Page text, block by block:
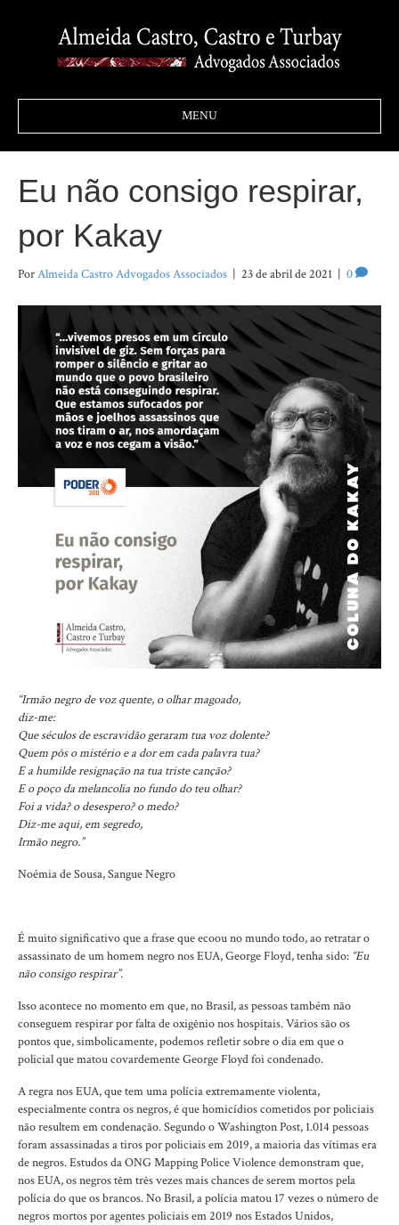
MENU
Eu não consigo respirar,
por Kakay
PorAlmeida Castro Advogados Associados | 23 de abril de 2021 | 0
“Irmão negro de voz quente, o olhar magoado,
diz-me:
Que séculos de escravidão geraram tua voz dolente?
Quem pôs o mistério e a dor em cada palavra tua?
E a humilde resignação na tua triste canção?
E o poço da melancolia no fundo do teu olhar?
Foi a vida? o desespero? o medo?
Diz-me aqui, em segredo,
Irmão negro.”
Noémia de Sousa, Sangue Negro
É muito significativo que a frase que ecoou no mundo todo, ao retratar o
assassinato de um homem negro nos EUA, George Floyd, tenha sido: “Eu
não consigo respirar”.
Isso acontece no momento em que, no Brasil, as pessoas também não
conseguem respirar por falta de oxigênio nos hospitais. Vários são os
pontos que, simbolicamente, podemos refletir sobre o dia em que o
policial que matou covardemente George Floyd foi condenado.
A regra nos EUA, que tem uma polícia extremamente violenta,
especialmente contra os negros, é que homicídios cometidos por policiais
não resultem em condenação. Segundo o Washington Post, 1.014 pessoas
foram assassinadas a tiros por policiais em 2019, a maioria das vítimas era
de negros. Estudos da ONG Mapping Police Violence demonstram que,
nos EUA, os negros têm três vezes mais chances de serem mortos pela
polícia do que os brancos. No Brasil, a polícia matou 17 vezes o número de
negros mortos por agentes policiais em 2019 nos Estados Unidos,